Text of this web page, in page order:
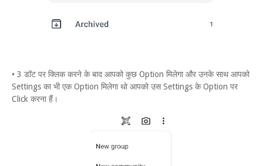
• 3 डॉट पर क्लिक करने के बाद आपको कुछ Option मिलेगा और उनके साथ आपको
Settings का भी एक Option मिलेगा थो आपको उस Settings के Option पर
Click करना हैं।